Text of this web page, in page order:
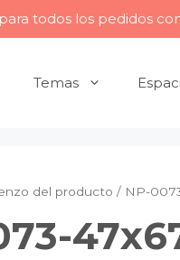
todos los pedidos
Temas
del producto / NP-